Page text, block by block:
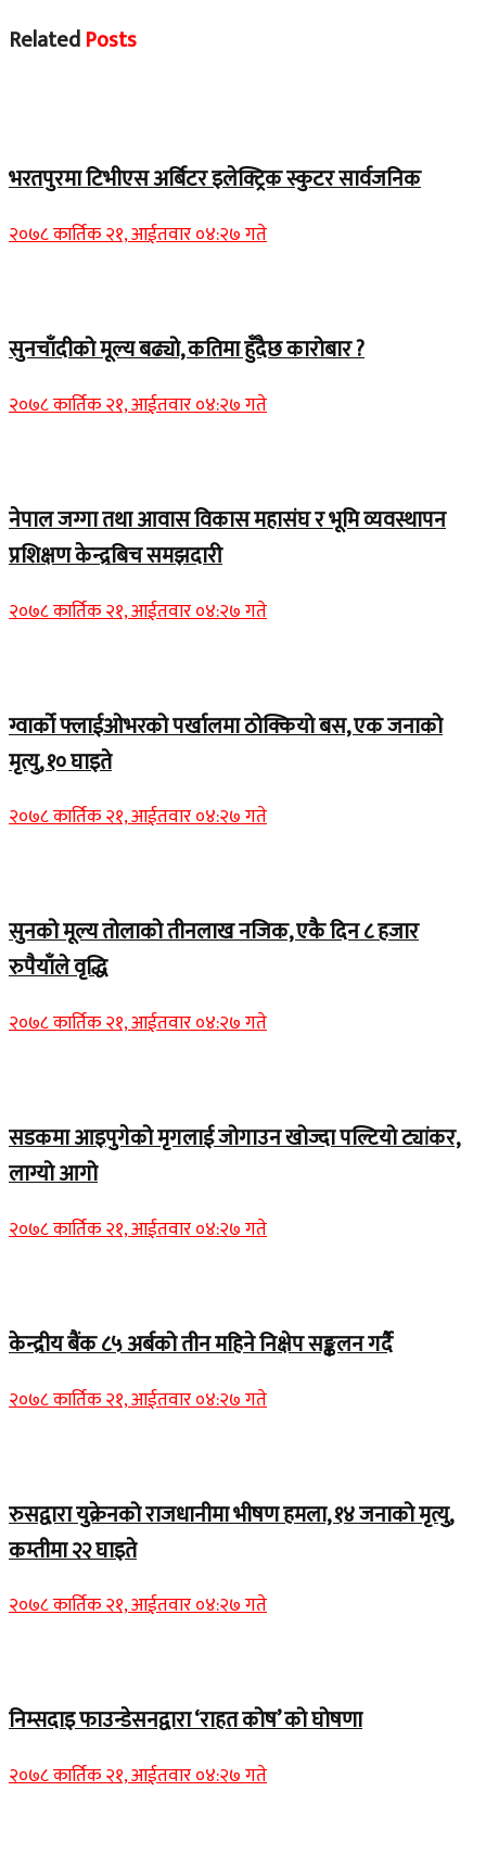
RelatedPosts
भरतपुरमा टिभीएस अर्बिटर इलेक्ट्रिक स्कुटर सार्वजनिक
२०७८ कार्तिक २१, आईतवार ०४:२७ गते
सुनचाँदीको मूल्य बढ्यो, कतिमा हुँदैछ कारोबार ?
२०७८ कार्तिक २१, आईतवार ०४:२७ गते
नेपाल जग्गा तथा आवास विकास महासंघ र भूमि व्यवस्थापन
प्रशिक्षण केन्द्रबिच समझदारी
२०७८ कार्तिक २१, आईतवार ०४:२७ गते
ग्वार्को फ्लाईओभरको पर्खालमा ठोक्कियो बस, एक जनाको
मृत्यु, १० घाइते
२०७८ कार्तिक २१, आईतवार ०४:२७ गते
सुनको मूल्य तोलाको तीनलाख नजिक, एकै दिन ८ हजार
रुपैयाँले वृद्धि
२०७८ कार्तिक २१, आईतवार ०४:२७ गते
सडकमा आइपुगेको मृगलाई जोगाउन खोज्दा पल्टियो ट्यांकर,
लाग्यो आगो
२०७८ कार्तिक २१, आईतवार ०४:२७ गते
केन्द्रीय बैंक ८५ अर्बको तीन महिने निक्षेप सङ्कलन गर्दै
२०७८ कार्तिक २१, आईतवार ०४:२७ गते
रुसद्वारा युक्रेनको राजधानीमा भीषण हमला, १४ जनाको मृत्यु,
कम्तीमा २२ घाइते
२०७८ कार्तिक २१, आईतवार ०४:२७ गते
निम्सदाइ फाउन्डेसनद्वारा ‘राहत कोष’ को घोषणा
२०७८ कार्तिक २१, आईतवार ०४:२७ गते